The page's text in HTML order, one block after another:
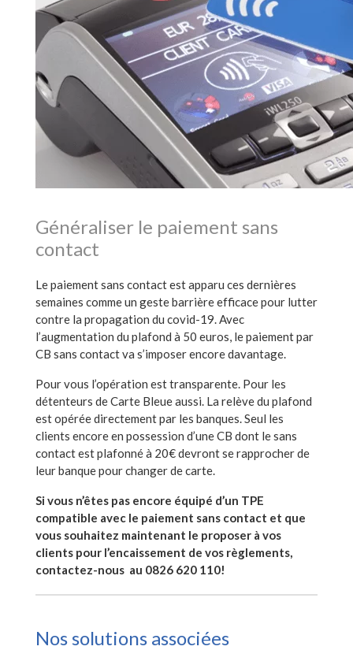
Généraliser le paiement sans
contact
Le paiement sans contact est apparu ces dernières
semaines comme un geste barrière efficace pour lutter
contre la propagation du covid-19. Avec
l’augmentation du plafond à 50 euros, le paiement par
CB sans contact va s’imposer encore davantage.
Pour vous l’opération est transparente. Pour les
détenteurs de Carte Bleue aussi. La relève du plafond
est opérée directement par les banques. Seul les
clients encore en possession d’une CB dont le sans
contact est plafonné à 20€ devront se rapprocher de
leur banque pour changer de carte.
Si vous n’êtes pas encore équipé d’un TPE
compatible avec le paiement sans contact et que
vous souhaitez maintenant le proposer à vos
clients pour l’encaissement de vos règlements,
contactez-nous au 0826 620 110!
Nos solutions associées